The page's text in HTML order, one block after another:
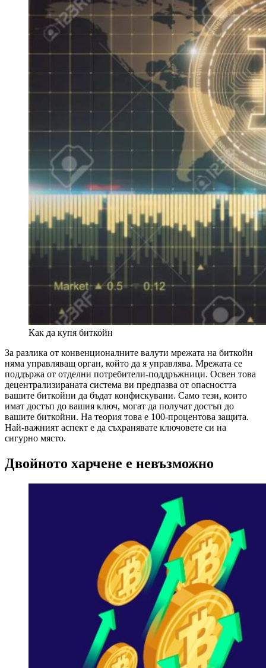
Как да купя биткойн
За разлика от конвенционалните валути мрежата на биткойн
няма управляващ орган, който да я управлява. Мрежата се
поддържа от отделни потребители-поддръжници. Освен това
децентрализираната система ви предпазва от опасността
вашите биткойни да бъдат конфискувани. Само тези, които
имат достъп до вашия ключ, могат да получат достъп до
вашите биткойни. На теория това е 100-процентова защита.
Най-важният аспект е да съхранявате ключовете си на
сигурно място.
Двойното харчене е невъзможно